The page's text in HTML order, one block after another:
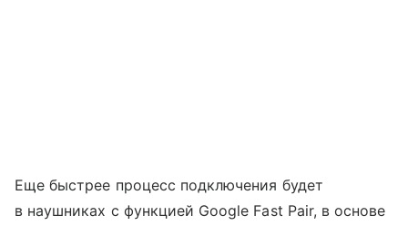
Еще быстрее процесс подключения будет
в наушниках с функцией Google Fast Pair, в основе